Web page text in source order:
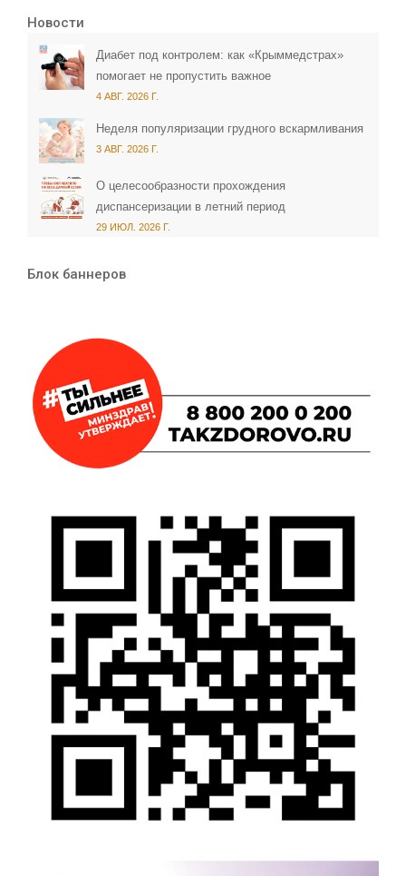
Новости
Диабет под контролем: как «Крыммедстрах»
помогает не пропустить важное
4 АВГ. 2026 Г.
Неделя популяризации грудного вскармливания
3 АВГ. 2026 Г.
О целесообразности прохождения
диспансеризации в летний период
29 ИЮЛ. 2026 Г.
Блок баннеров